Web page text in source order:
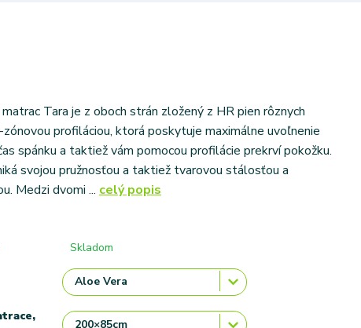
Tara je z oboch strán zložený z HR pien rôznych
profiláciou, ktorá poskytuje maximálne uvoľnenie
spánku a taktiež vám pomocou profilácie prekrví pokožku.
svojou pružnosťou a taktiež tvarovou stálosťou a
Medzi dvomi ... celý popis
Skladom